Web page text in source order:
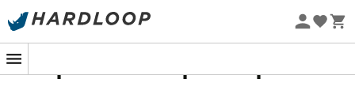
Promos d'été 🔥 -5 % EXTRA dès 2 produits* code Summer5